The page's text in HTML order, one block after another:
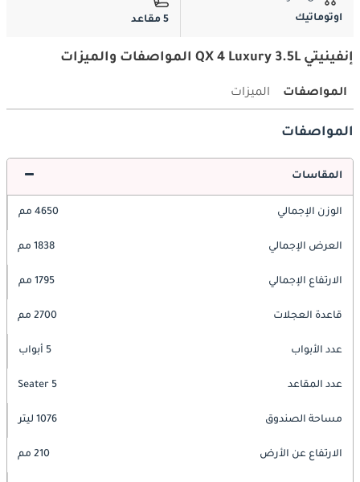
اوتوماتيك
5 مقاعد
إنفينيتي QX 4 Luxury 3.5L المواصفات والميزات
المواصفات الميزات
المواصفات
المقاسات
الوزن الإجمالي 4650 مم
العرض الإجمالي 1838 مم
الارتفاع الإجمالي 1795 مم
قاعدة العجلات 2700 مم
عدد الأبواب 5 أبواب
عدد المقاعد 5 Seater
مساحة الصندوق 1076 ليتر
الارتفاع عن الأرض 210 مم